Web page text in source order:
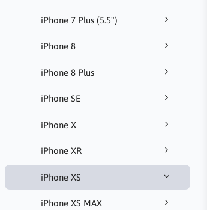
iPhone 7 Plus (5.5")
iPhone 8
iPhone 8 Plus
iPhone SE
iPhone X
iPhone XR
iPhone XS
iPhone XS MAX